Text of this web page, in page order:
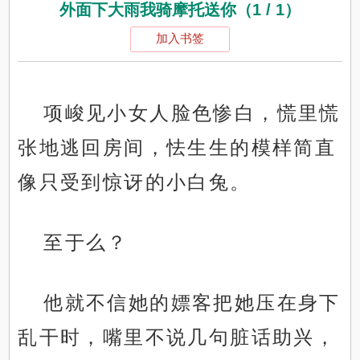
外面下大雨我骑摩托送你（1 / 1）
加入书签
项峻见小女人脸色惨白，慌里慌
张地逃回房间，怯生生的模样简直
像只受到惊讶的小白兔。
至于么？
他就不信她的嫖客把她压在身下
乱干时，嘴里不说几句脏话助兴，